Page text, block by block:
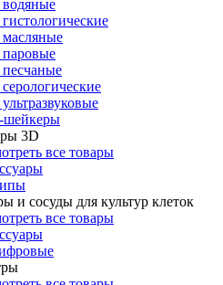
шейкеры
3D
все товары
и сосуды для культур клеток
все товары